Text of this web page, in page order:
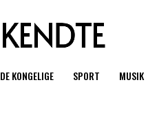
DE KONGELIGE SPORT MUSIK